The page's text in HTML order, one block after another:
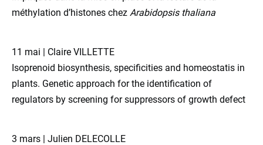
méthylation d’histones chez Arabidopsis thaliana
11 mai | Claire VILLETTE
Isoprenoid biosynthesis, specificities and homeostatis in
plants. Genetic approach for the identification of
regulators by screening for suppressors of growth defect
3 mars | Julien DELECOLLE